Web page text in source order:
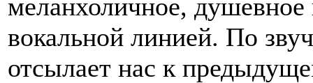
меланхоличное, душевное
вокальной линией. По
отсылает нас к